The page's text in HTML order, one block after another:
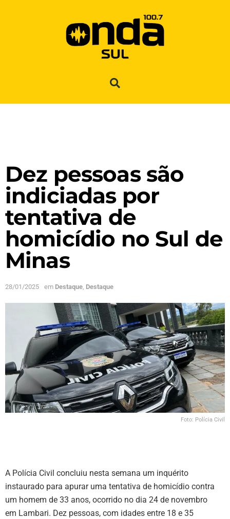
Dez pessoas são
indiciadas por
tentativa de
homicídio no Sul de
Minas
28/01/2025 em Destaque, Destaque
Foto: Polícia Civil
A Polícia Civil concluiu nesta semana um inquérito
instaurado para apurar uma tentativa de homicídio contra
um homem de 33 anos, ocorrido no dia 24 de novembro
em Lambari. Dez pessoas, com idades entre 18 e 35